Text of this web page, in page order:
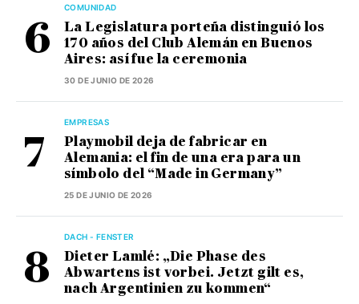
COMUNIDAD
La Legislatura porteña distinguió los
170 años del Club Alemán en Buenos
Aires: así fue la ceremonia
30 DE JUNIO DE 2026
EMPRESAS
Playmobil deja de fabricar en
Alemania: el fin de una era para un
símbolo del “Made in Germany”
25 DE JUNIO DE 2026
DACH - FENSTER
Dieter Lamlé: „Die Phase des
Abwartens ist vorbei. Jetzt gilt es,
nach Argentinien zu kommen“